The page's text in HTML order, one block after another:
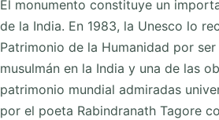
El monumento constituye un
de la India. En 1983, la Unesco lo
Patrimonio de la Humanidad por
musulmán en la India y una de las
patrimonio mundial admiradas
por el poeta Rabindranath Tagore